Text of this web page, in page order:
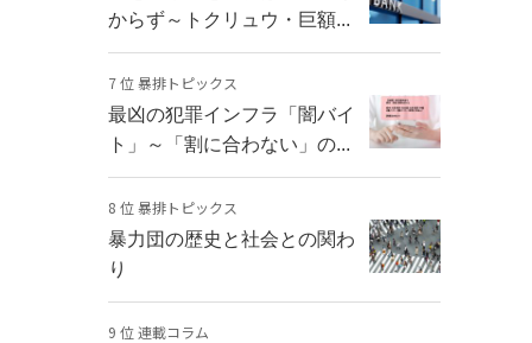
からず～トクリュウ・巨額...
7 位 暴排トピックス
最凶の犯罪インフラ「闇バイ
ト」～「割に合わない」の...
8 位 暴排トピックス
暴力団の歴史と社会との関わ
り
9 位 連載コラム